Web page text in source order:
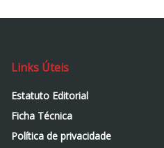
Links Úteis
Estatuto Editorial
Ficha Técnica
Política de privacidade